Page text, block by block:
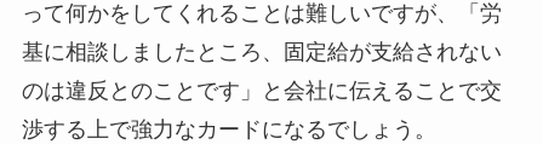
って何かをしてくれることは難しいですが、「労
基に相談しましたところ、固定給が支給されない
のは違反とのことです」と会社に伝えることで交
渉する上で強力なカードになるでしょう。